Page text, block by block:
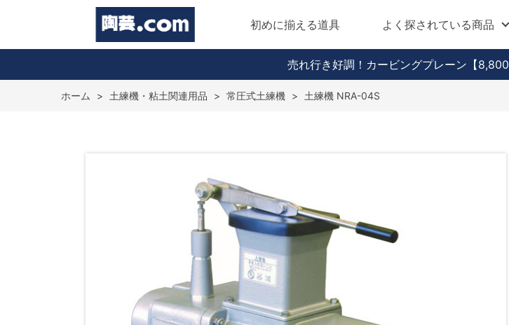
初めに揃える道具 よく探されている商品
売れ行き好調！カービングプレーン 【8,800
ホーム > 土練機・粘土関連用品 > 常圧式土練機 > 土練機 NRA-04S